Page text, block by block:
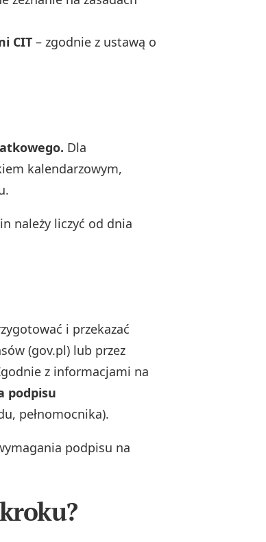
CIT – zgodnie z ustawą o
Dla
kalendarzowym,
należy liczyć od dnia
i przekazać
(gov.pl) lub przez
z informacjami na
podpisu
pełnomocnika).
podpisu na